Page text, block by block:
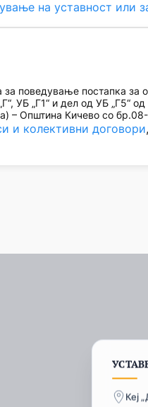
на уставност или
поведување постапка за
УБ „Г1“ и дел од УБ „Г5“
– Општина Кичево со
и колективни договори,
Кеј